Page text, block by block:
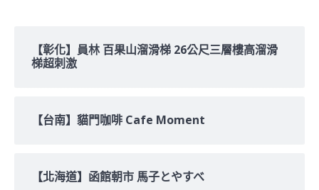
【彰化】員林 百果山溜滑梯 26公尺三層樓高溜滑
梯超刺激
【台南】貓門咖啡 Cafe Moment
【北海道】函館朝市 馬子とやすべ